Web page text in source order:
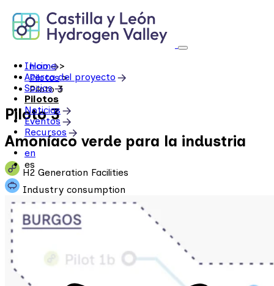
to
content
Inicio
Acerca del proyecto
Socios
Pilotos
Noticias
Eventos
Recursos
en
es
Home >
Pilotos >
Piloto 3
Piloto 3
Amoníaco verde para la industria
H2 Generation Facilities
Industry consumption